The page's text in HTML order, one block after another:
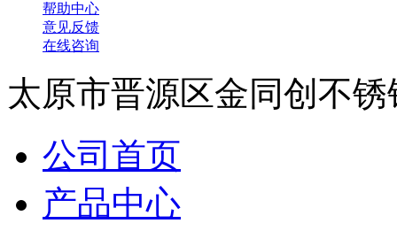
帮助中心
意见反馈
在线咨询
太原市晋源区金同创不
公司首页
产品中心